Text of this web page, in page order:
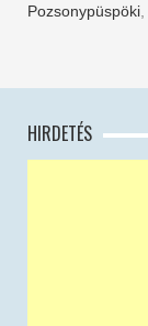
Pozsonypüspöki,
HIRDETÉS